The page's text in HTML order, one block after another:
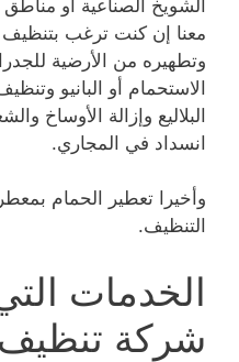
الشويخ الصناعية أو
معنا إن كنت ترغب
وتطهيره من الأرضية
الاستحمام أو البانيو
البلاليع وإزالة الأوساخ
انسداد في المجاري.
وأخيرا تعطير الحمام
التنظيف.
الخدمات
شركة